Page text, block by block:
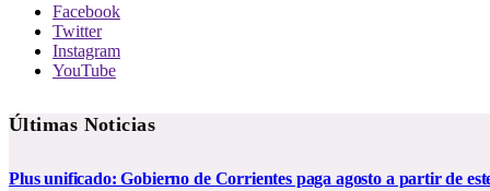
Facebook
Twitter
Instagram
YouTube
Últimas Noticias
Plus unificado: Gobierno de Corrientes paga agosto a partir de